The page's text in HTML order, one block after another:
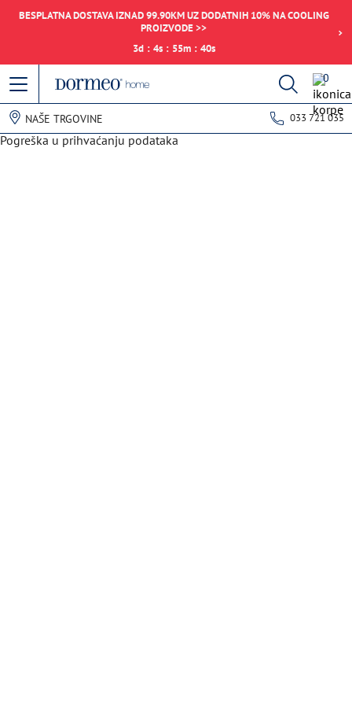
BESPLATNA DOSTAVA IZNAD 99.90KM UZ DODATNIH 10% NA COOLING
PROIZVODE >>
3d : 4s : 55m : 40s
0
NAŠE TRGOVINE 033 721 035
Pogreška u prihvaćanju podataka